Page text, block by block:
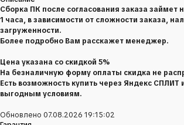
Сборка ПК после согласования заказа займет
1 часа, в зависимости от сложности заказа,
загруженности.
Более подробно Вам расскажет менеджер.
Цена указана со скидкой 5%
На безналичную форму оплаты скидка не
Есть возможность купить через Яндекс СПЛИТ
выгодным условиям.
Обновлено 07.08.2026 19:15:02